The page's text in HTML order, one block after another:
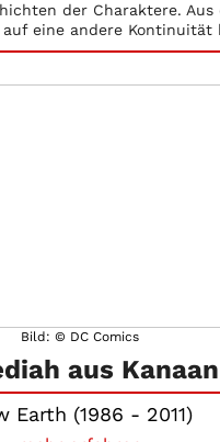
der Charaktere. Aus
eine andere Kontinuität
Bild: © DC Comics
aus Kanaan
Earth (1986 - 2011)